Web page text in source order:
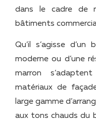
dans le cadre de
bâtiments
Qu’il s’agisse
moderne ou d’une
marron
matériaux de
large gamme
aux tons chauds du